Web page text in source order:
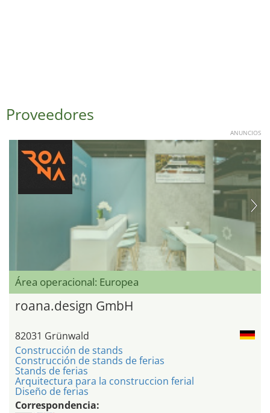
Proveedores
ANUNCIOS
Área operacional: Europea
roana.design GmbH
82031 Grünwald
Construcción de stands
Construcción de stands de ferias
Stands de ferias
Arquitectura para la construccion ferial
Diseño de ferias
Correspondencia: